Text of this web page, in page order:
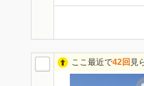
ここ最近で42回 見